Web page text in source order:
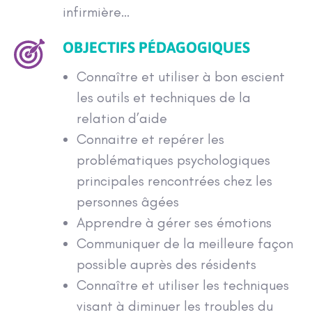
infirmière…
OBJECTIFS PÉDAGOGIQUES
Connaître et utiliser à bon escient
les outils et techniques de la
relation d’aide
Connaitre et repérer les
problématiques psychologiques
principales rencontrées chez les
personnes âgées
Apprendre à gérer ses émotions
Communiquer de la meilleure façon
possible auprès des résidents
Connaître et utiliser les techniques
visant à diminuer les troubles du